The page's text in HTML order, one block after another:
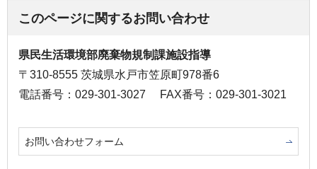
このページに関するお問い合わせ
県民生活環境部廃棄物規制課施設指導
〒310-8555 茨城県水戸市笠原町978番6
電話番号：029-301-3027
FAX番号：029-301-3021
お問い合わせフォーム